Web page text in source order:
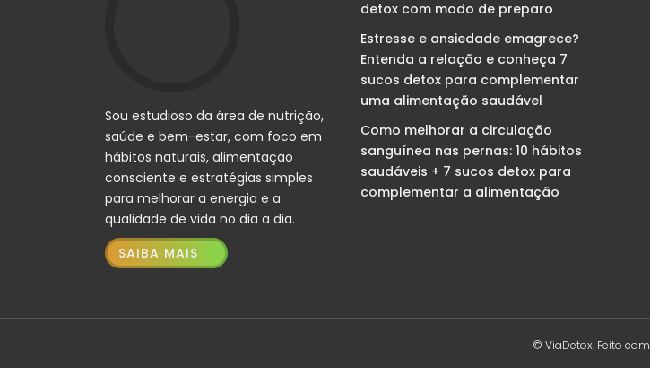
Sou estudioso da área de nutrição,
saúde e bem-estar, com foco em
hábitos naturais, alimentação
consciente e estratégias simples
para melhorar a energia e a
qualidade de vida no dia a dia.
SAIBA MAIS
detox com modo de preparo
Estresse e ansiedade emagrece?
Entenda a relação e conheça 7
sucos detox para complementar
uma alimentação saudável
Como melhorar a circulação
sanguínea nas pernas: 10 hábitos
saudáveis + 7 sucos detox para
complementar a alimentação
© ViaDetox. Feito com